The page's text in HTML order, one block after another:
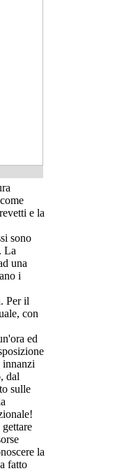
e la
sono
La
una
i
Per il
con
ed
innanzi
dal
sulle
la
fatto